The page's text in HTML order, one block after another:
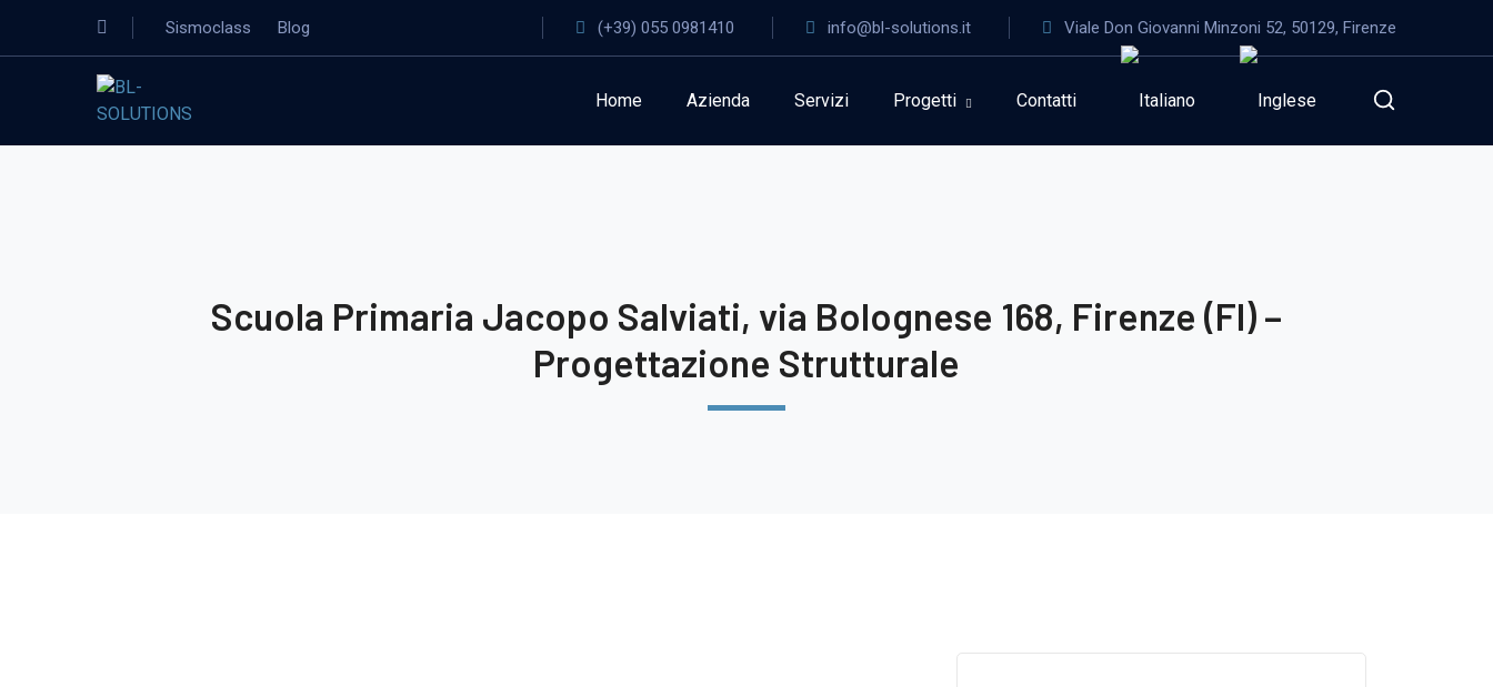
Sismoclass Blog (+39) 055 0981410 info@bl-solutions.it Viale Don Giovanni Minzoni 52, 50129, Firenze
Home Azienda Servizi Progetti Contatti
Scuola Primaria Jacopo Salviati, via Bolognese 168, Firenze (FI) –
Progettazione Strutturale